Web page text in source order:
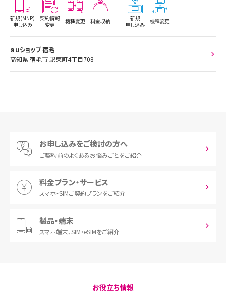
新規(MNP)
申し込み
契約情報
変更
機種変更 料金収納
新規
申し込み
機種変更
ａｕショップ 宿毛
高知県 宿毛市 駅東町4丁目708
お申し込みをご検討の方へ
ご契約前のよくあるお悩みごとをご紹介
料金プラン・サービス
スマホ・SIMご契約プランをご紹介
製品・端末
スマホ端末、SIM・eSIMをご紹介
お役立ち情報